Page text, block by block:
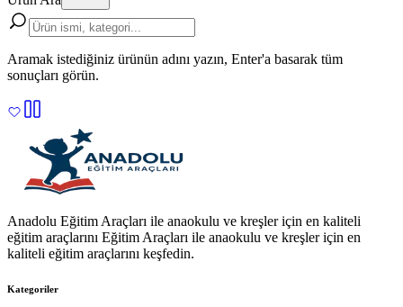
Aramak istediğiniz ürünün adını yazın, Enter'a basarak tüm
sonuçları görün.
Anadolu Eğitim Araçları ile anaokulu ve kreşler için en kaliteli
eğitim araçlarını Eğitim Araçları ile anaokulu ve kreşler için en
kaliteli eğitim araçlarını keşfedin.
Kategoriler